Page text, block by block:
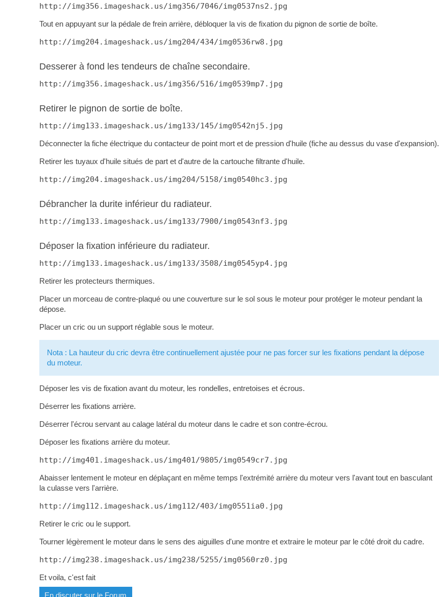
http://img356.imageshack.us/img356/7046/img0537ns2.jpg
Tout en appuyant sur la pédale de frein arrière, débloquer la vis de fixation du pignon de sortie de boîte.
http://img204.imageshack.us/img204/434/img0536rw8.jpg
Desserer à fond les tendeurs de chaîne secondaire.
http://img356.imageshack.us/img356/516/img0539mp7.jpg
Retirer le pignon de sortie de boîte.
http://img133.imageshack.us/img133/145/img0542nj5.jpg
Déconnecter la fiche électrique du contacteur de point mort et de pression d'huile (fiche au dessus du vase d'expansion).
Retirer les tuyaux d'huile situés de part et d'autre de la cartouche filtrante d'huile.
http://img204.imageshack.us/img204/5158/img0540hc3.jpg
Débrancher la durite inférieur du radiateur.
http://img133.imageshack.us/img133/7900/img0543nf3.jpg
Déposer la fixation inférieure du radiateur.
http://img133.imageshack.us/img133/3508/img0545yp4.jpg
Retirer les protecteurs thermiques.
Placer un morceau de contre-plaqué ou une couverture sur le sol sous le moteur pour protéger le moteur pendant la
dépose.
Placer un cric ou un support réglable sous le moteur.
Nota : La hauteur du cric devra être continuellement ajustée pour ne pas forcer sur les fixations pendant la dépose
du moteur.
Déposer les vis de fixation avant du moteur, les rondelles, entretoises et écrous.
Déserrer les fixations arrière.
Déserrer l'écrou servant au calage latéral du moteur dans le cadre et son contre-écrou.
Déposer les fixations arrière du moteur.
http://img401.imageshack.us/img401/9805/img0549cr7.jpg
Abaisser lentement le moteur en déplaçant en même temps l'extrémité arrière du moteur vers l'avant tout en basculant
la culasse vers l'arrière.
http://img112.imageshack.us/img112/403/img0551ia0.jpg
Retirer le cric ou le support.
Tourner légèrement le moteur dans le sens des aiguilles d'une montre et extraire le moteur par le côté droit du cadre.
http://img238.imageshack.us/img238/5255/img0560rz0.jpg
Et voila, c'est fait
En discuter sur le Forum